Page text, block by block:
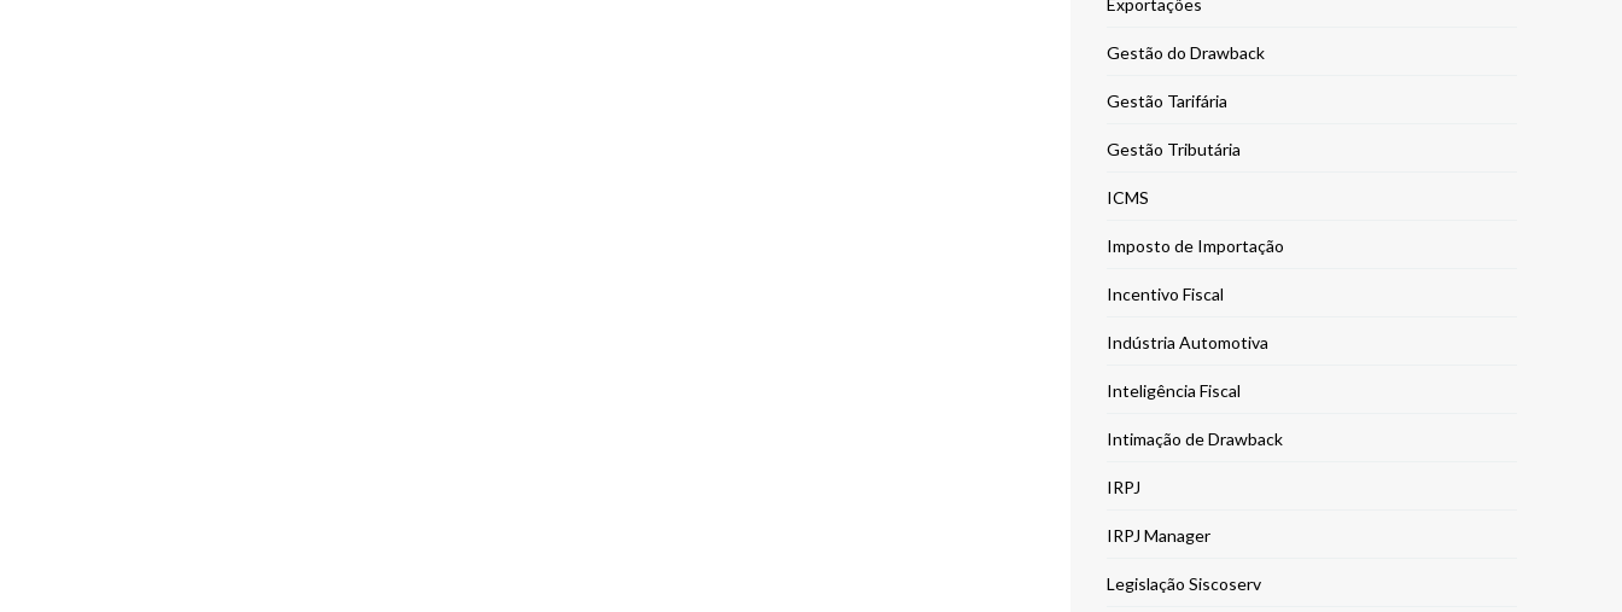
Exportações
Gestão do Drawback
Gestão Tarifária
Gestão Tributária
ICMS
Imposto de Importação
Incentivo Fiscal
Indústria Automotiva
Inteligência Fiscal
Intimação de Drawback
IRPJ
IRPJ Manager
Legislação Siscoserv